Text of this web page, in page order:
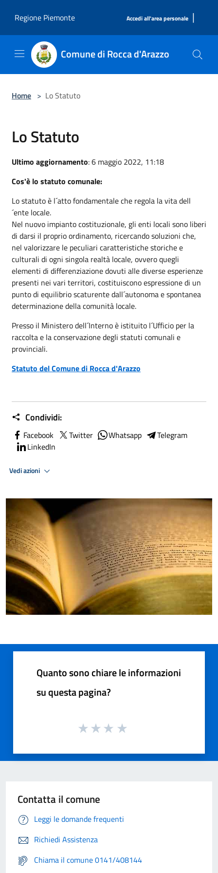
Regione Piemonte
Accedi all'area personale |
Comune di Rocca d'Arazzo
Home > Lo Statuto
Lo Statuto
Ultimo aggiornamento: 6 maggio 2022, 11:18
Cos'è lo statuto comunale:
Lo statuto è l´atto fondamentale che regola la vita dell
´ente locale.
Nel nuovo impianto costituzionale, gli enti locali sono liberi
di darsi il proprio ordinamento, ricercando soluzioni che,
nel valorizzare le peculiari caratteristiche storiche e
culturali di ogni singola realtà locale, ovvero quegli
elementi di differenziazione dovuti alle diverse esperienze
presenti nei vari territori, costituiscono espressione di un
punto di equilibrio scaturente dall´autonoma e spontanea
determinazione della comunità locale.
Presso il Ministero dell´Interno è istituito l´Ufficio per la
raccolta e la conservazione degli statuti comunali e
provinciali.
Statuto del Comune di Rocca d'Arazzo
Condividi:
Facebook Twitter Whatsapp
Telegram
LinkedIn
Vedi azioni
Quanto sono chiare le informazioni
su questa pagina?
Contatta il comune
Leggi le domande frequenti
Richiedi Assistenza
Chiama il comune 0141/408144